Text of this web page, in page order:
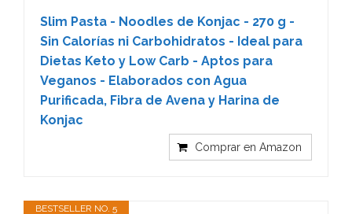
Slim Pasta - Noodles de Konjac - 270 g -
Sin Calorías ni Carbohidratos - Ideal para
Dietas Keto y Low Carb - Aptos para
Veganos - Elaborados con Agua
Purificada, Fibra de Avena y Harina de
Konjac
Comprar en Amazon
BESTSELLER NO. 5